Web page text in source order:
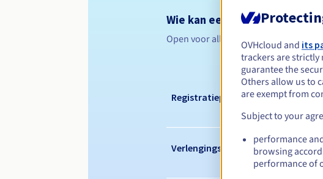
Wie kan een .bike registreren?
Open voor alle natuurlijke of
Registratieperiode
Verlengingsperiode
OVHcloud and its
trackers are strictly
guarantee the
Others allow us to
are exempt from
Subject to your
performance
browsing
performance of